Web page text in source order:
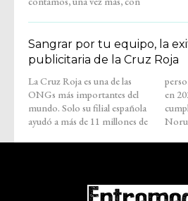
Sangrar por tu equipo, la
publicitaria de la Cruz Roja
La Cruz Roja es una de las
ONGs más importantes del
mundo. Solo su filial española
ayudó a más de 11 millones de
personas en el mundo, pero
en 2023 tuvo problemas para
cumplir sus objetivos en